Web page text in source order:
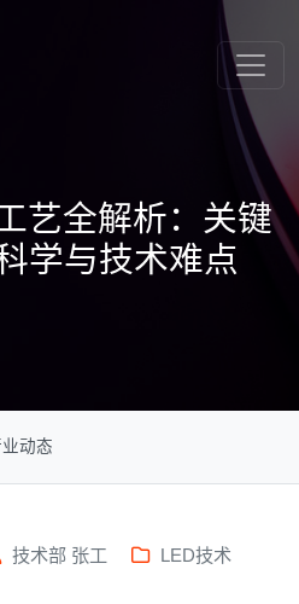
艺全解析：关键
学与技术难点
动态
技术部 张工
LED技术